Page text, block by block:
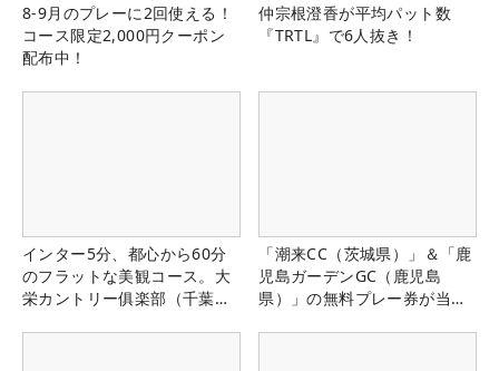
8-9月のプレーに2回使える！
コース限定2,000円クーポン
配布中！
仲宗根澄香が平均パット数
『TRTL』で6人抜き！
インター5分、都心から60分
のフラットな美観コース。大
栄カントリー俱楽部（千葉
「潮来CC（茨城県）」＆「鹿
児島ガーデンGC（鹿児島
県）」の無料プレー券が当た